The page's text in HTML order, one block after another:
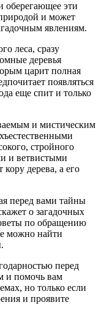
оберегающее эти
и может
явлениям.
леса, сразу
деревья
царит полная
появляться
еще спит и только
и мистическим
стройного
и ветвистыми
дерева, а его
перед вами тайны
о загадочных
по обращению
можно найти
перед
и помочь вам
но только если
и проявите